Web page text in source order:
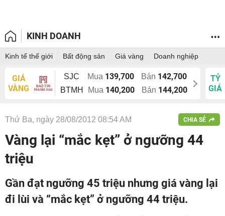
KINH DOANH
Kinh tế thế giới Bất động sản Giá vàng Doanh nghiệp
GIÁ
VÀNG
SJC Mua 139,700 Bán 142,700
BTMH Mua 140,200 Bán 144,200
TỶ
GIÁ
Thứ Ba, ngày 28/08/2012 08:54 AM CHIA SẺ
Vàng lại “mắc kẹt” ở ngưỡng 44
triệu
Gần đạt ngưỡng 45 triệu nhưng giá vàng lại
đi lùi và “mắc kẹt” ở ngưỡng 44 triệu.